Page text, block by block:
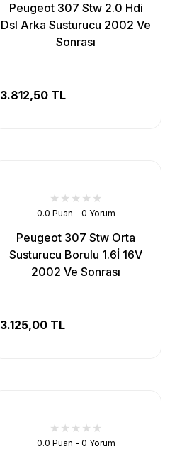
Peugeot 307 Stw 2.0 Hdi
Dsl Arka Susturucu 2002 Ve
Sonrası
3.812,50 TL
0.0 Puan - 0 Yorum
Peugeot 307 Stw Orta
Susturucu Borulu 1.6İ 16V
2002 Ve Sonrası
3.125,00 TL
0.0 Puan - 0 Yorum